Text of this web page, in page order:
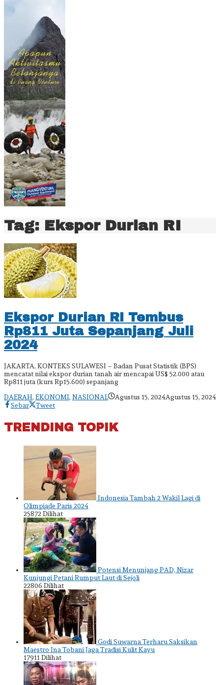
Tag: Ekspor Durian RI
Ekspor Durian RI Tembus
Rp811 Juta Sepanjang Juli
2024
JAKARTA, KONTEKS SULAWESI – Badan Pusat Statistik (BPS)
mencatat nilai ekspor durian tanah air mencapai US$ 52.000 atau
Rp811 juta (kurs Rp15.600) sepanjang
DAERAH, EKONOMI, NASIONAL Agustus 15, 2024Agustus 15, 2024
Sebar Tweet
TRENDING TOPIK
Indonesia Tambah 2 Wakil Lagi di
Olimpiade Paris 2024
25872 Dilihat
Potensi Menunjang PAD, Nizar
Kunjungi Petani Rumput Laut di Sejoli
22806 Dilihat
Godi Suwarna Terharu Saksikan
Maestro Ina Tobani Jaga Tradisi Kulit Kayu
17911 Dilihat